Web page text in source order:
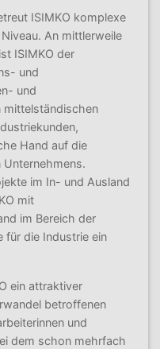
ISIMKO komplexe
An mittlerweile
ISIMKO der
und
und
mittelständischen
Hand auf die
im In- und Ausland
mit
im Bereich der
für die Industrie ein
ein attraktiver
betroffenen
und
dem schon mehrfach